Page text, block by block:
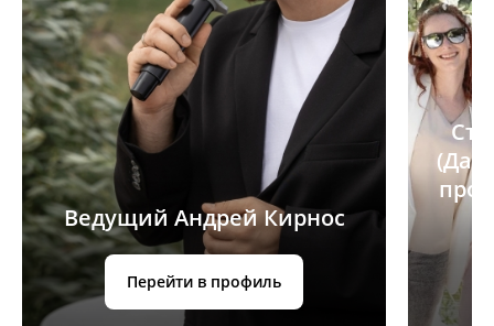
Ведущий Андрей Кирнос
Перейти в профиль
(Дан